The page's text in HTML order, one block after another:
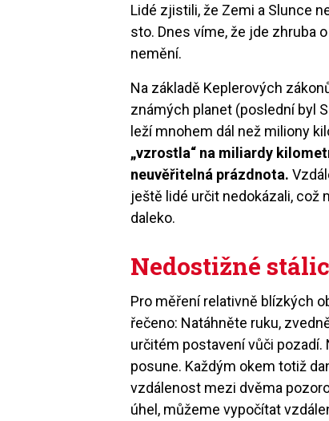
Lidé zjistili, že Zemi a Slunce
sto. Dnes víme, že jde zhruba
nemění.
Na základě Keplerových
známých planet (poslední byl
leží mnohem dál než miliony
„vzrostla“ na miliardy
neuvěřitelná prázdnota.
ještě lidé určit nedokázali,
daleko.
Nedostižné
Pro měření relativně blízkých
řečeno: Natáhněte ruku,
určitém postavení vůči
posune. Každým okem totiž
vzdálenost mezi dvěma
úhel, můžeme vypočítat